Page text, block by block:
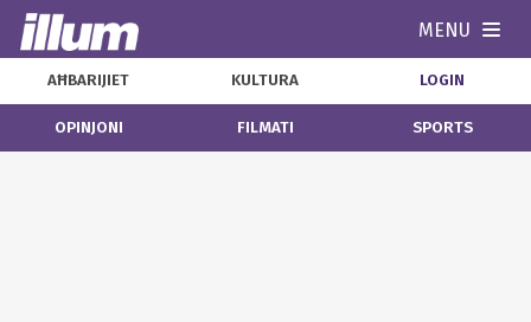
MENU
AĦBARIJIET KULTURA LOGIN
OPINJONI FILMATI SPORTS